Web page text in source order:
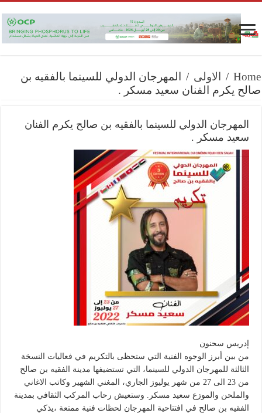
Home
/ الاولى /
المهرجان الدولي للسينما بالفقيه بن
صالح يكرم الفنان سعيد مسكر .
المهرجان الدولي للسينما بالفقيه بن صالح يكرم الفنان
سعيد مسكر .
إدريس سحنون
من بين أبرز الوجوه الفنية التي ستحظى بالتكريم في فعاليات النسخة
الثالثة للمهرجان الدولي للسينما، التي تستضيفها مدينة الفقيه بن صالح
من 23 الى 27 من شهر يوليوز الجاري، المغني الشهير وكاتب الاغاني
والملحن والموزع سعيد مسكر. وستعيش رحاب المركب الثقافي بمدينة
الفقيه بن صالح في افتتاحية المهرجان لحظات فنية ممتعة ،يذكي